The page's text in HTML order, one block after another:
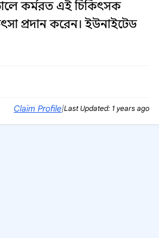
কর্মরত এই চিকিৎসক
প্রদান করেন। ইউনাইটেড
Claim Profile|Last Updated: 1 years ago